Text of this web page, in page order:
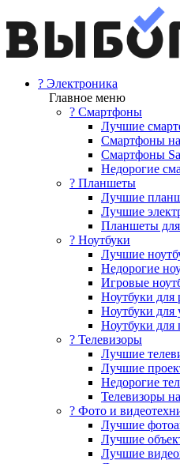
? Электроника
Главное меню
? Смартфоны
Лучшие
Смартфоны
Смартфоны
Недорогие
? Планшеты
Лучшие
Лучшие
Планшеты
? Ноутбуки
Лучшие
Недорогие
Игровые
Ноутбуки для
Ноутбуки для
Ноутбуки для
? Телевизоры
Лучшие
Лучшие
Недорогие
Телевизоры
? Фото и
Лучшие
Лучшие
Лучшие